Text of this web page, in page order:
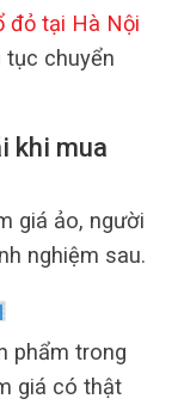
đỏ tại Hà Nội
tục chuyển
khi mua
giá ảo, người
nghiệm sau.
phẩm trong
giá có thật